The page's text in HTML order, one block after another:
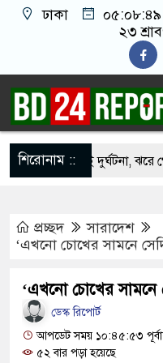
ঢাকা
২৩
শিরোনাম ::
মর্মান্তিক দুই দুর্ঘটনা, ঝরে গেল
বৃদ্ধ
দেখিয়ে স্কুল শিক্ষার্থীদের
প্রচ্ছদ
সারাদেশ
‘এখনো চোখের সামনে
‘এখনো চোখের সামনে
ডেস্ক রিপোর্ট
আপডেট সময় ১০:৪৫:৫৩
৫২ বার পড়া হয়েছে